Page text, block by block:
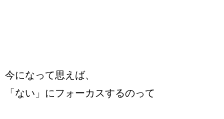
今になって思えば、
「ない」にフォーカスするのって